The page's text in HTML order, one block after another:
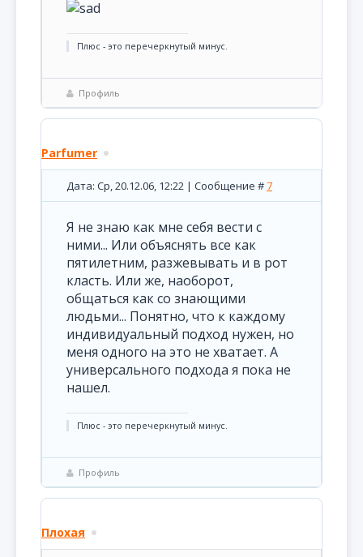
Плюс - это перечеркнутый минус.
Профиль
Parfumer
Дата: Ср, 20.12.06, 12:22 | Сообщение #7
Я не знаю как мне себя вести с
ними... Или объяснять все как
пятилетним, разжевывать и в рот
класть. Или же, наоборот,
общаться как со знающими
людьми... Понятно, что к каждому
индивидуальный подход нужен, но
меня одного на это не хватает. А
универсального подхода я пока не
нашел.
Плюс - это перечеркнутый минус.
Профиль
Плохая